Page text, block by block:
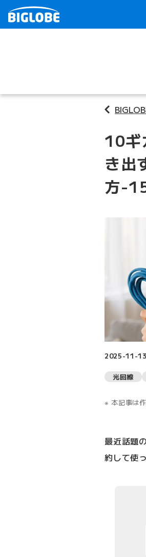
10ギ
き出
方-
2025-11-13
光回線
本記事は
最近話題
約して使